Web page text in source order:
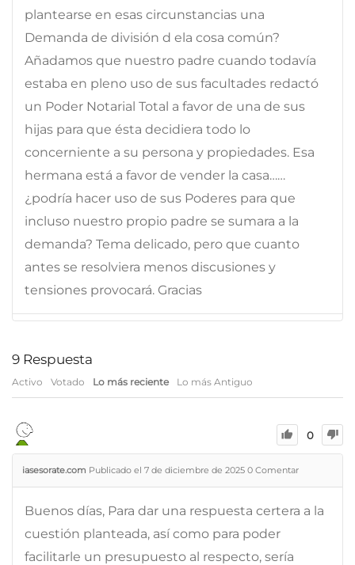
plantearse en esas circunstancias una
Demanda de división d ela cosa común?
Añadamos que nuestro padre cuando todavía
estaba en pleno uso de sus facultades redactó
un Poder Notarial Total a favor de una de sus
hijas para que ésta decidiera todo lo
concerniente a su persona y propiedades. Esa
hermana está a favor de vender la casa……
¿podría hacer uso de sus Poderes para que
incluso nuestro propio padre se sumara a la
demanda? Tema delicado, pero que cuanto
antes se resolviera menos discusiones y
tensiones provocará. Gracias
9 Respuesta
Activo Votado Lo más reciente Lo más Antiguo
0
iasesorate.com Publicado el 7 de diciembre de 2025 0 Comentar
Buenos días, Para dar una respuesta certera a la
cuestión planteada, así como para poder
facilitarle un presupuesto al respecto, sería